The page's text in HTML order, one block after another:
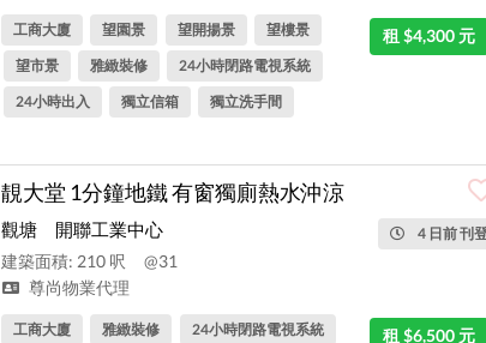
租 $4,300 元
工商大廈 望園景 望開揚景
望樓景
望市景
雅緻裝修
24小時閉路電視系統
24小時出入
獨立信箱 獨立洗手間
靚大堂 1分鐘地鐵 有窗獨廁熱水沖涼
4 日前 刊
觀塘 開聯工業中心
建築面積: 210 呎
@31
尊尚物業代理
租 $6,500 元
工商大廈 雅緻裝修 24小時閉路電視系統